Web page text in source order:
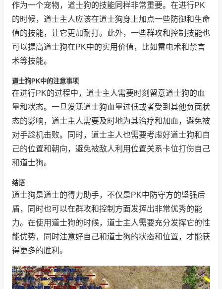
作为一个宠物，道士狗的技能同样非常重要。在进行PK
的时候，道士主人应该在道士狗身上加点一些防御和生命
值的技能，让它更加耐打。此外，一些群攻和控制技能也
可以提高道士狗在PK中的实用价值，比如雷电术和禁言
术等技能。
道士狗PK中的注意事项
在进行PK的过程中，道士主人需要时刻留意道士狗的血
量和状态。一旦发现道士狗血量过低或者受到其他负面状
态的影响，道士主人需要及时地为其治疗和加血，避免被
对手趁机击败。同时，道士主人也需要考虑好道士狗和自
己的位置和朝向，避免被敌人利用位置关系卡位打伤自己
和道士狗。
结语
道士狗是道士的得力助手，不仅是PK中防守方的坚强后
盾，同时也可以在群攻和控制方面发挥出非常优秀的能
力。在使用道士狗的时候，道士主人需要充分发挥它的性
能优势，同时注意好自己和道士狗的状态和位置，才能获
得更多的胜利。